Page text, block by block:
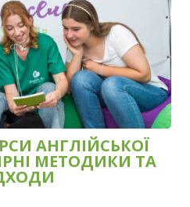
АНГЛІЙСЬКОЇ
МЕТОДИКИ ТА